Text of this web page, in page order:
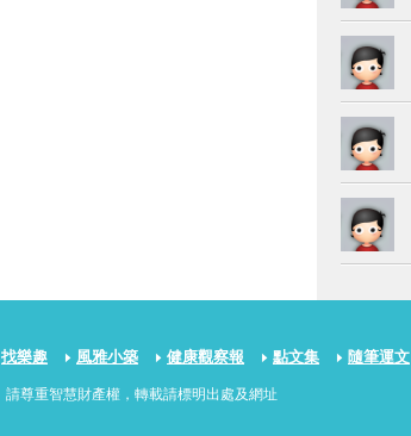
找樂趣 風雅小築 健康觀察報 點文集 隨筆運文
請尊重智慧財產權，轉載請標明出處及網址